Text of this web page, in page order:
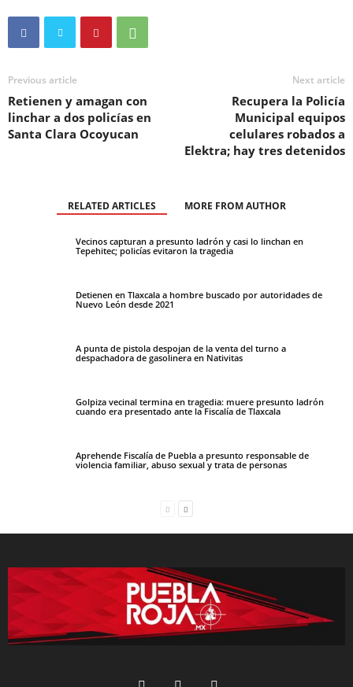
Previous article
Retienen y amagan con
linchar a dos policías en
Santa Clara Ocoyucan
Next article
Recupera la Policía
Municipal equipos
celulares robados a
Elektra; hay tres detenidos
RELATED ARTICLES MORE FROM AUTHOR
Vecinos capturan a presunto ladrón y casi lo linchan en
Tepehitec; policías evitaron la tragedia
Detienen en Tlaxcala a hombre buscado por autoridades de
Nuevo León desde 2021
A punta de pistola despojan de la venta del turno a
despachadora de gasolinera en Nativitas
Golpiza vecinal termina en tragedia: muere presunto ladrón
cuando era presentado ante la Fiscalía de Tlaxcala
Aprehende Fiscalía de Puebla a presunto responsable de
violencia familiar, abuso sexual y trata de personas